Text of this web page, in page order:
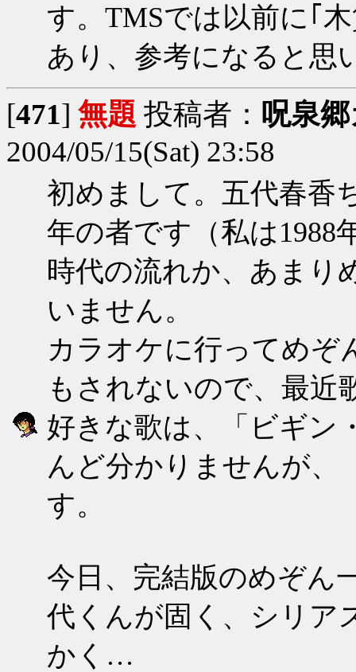
す。TMSでは以前に｢
あり、参考になると思
[471] 無題 投稿者： 呪泉
2004/05/15(Sat) 23:58
初めまして。五代春香
年の者です（私は1988
時代の流れか、あまり
いません。
カラオケに行ってめぞ
もされないので、最近
好きな歌は、「ビギン
んど分かりませんが、
す。
今日、完結版のめぞん
代くんが固く、シリア
かく…